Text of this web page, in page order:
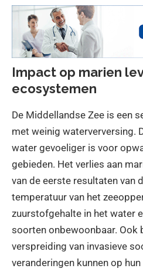
Impact op marien
ecosystemen
De Middellandse Zee is een
met weinig waterverversing.
water gevoeliger is voor
gebieden. Het verlies aan
van de eerste resultaten van
temperatuur van het
zuurstofgehalte in het water
soorten onbewoonbaar. Ook
verspreiding van invasieve
veranderingen kunnen op